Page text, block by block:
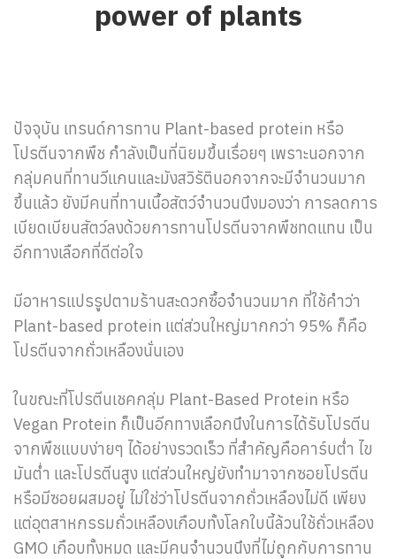
power of plants
ปัจจุบัน เทรนด์การทาน Plant-based protein หรือ
โปรตีนจากพืช กำลังเป็นที่นิยมขึ้นเรื่อยๆ เพราะนอกจาก
กลุ่มคนที่ทานวีแกนและมังสวิรัตินอกจากจะมีจำนวนมาก
ขึ้นแล้ว ยังมีคนที่ทานเนื้อสัตว์จำนวนนึงมองว่า การลดการ
เบียดเบียนสัตว์ลงด้วยการทานโปรตีนจากพืชทดแทน เป็น
อีกทางเลือกที่ดีต่อใจ
มีอาหารแปรรูปตามร้านสะดวกซื้อจำนวนมาก ที่ใช้คำว่า
Plant-based protein แต่ส่วนใหญ่มากกว่า 95% ก็คือ
โปรตีนจากถั่วเหลืองนั่นเอง
ในขณะที่โปรตีนเชคกลุ่ม Plant-Based Protein หรือ
Vegan Protein ก็เป็นอีกทางเลือกนึงในการได้รับโปรตีน
จากพืชแบบง่ายๆ ได้อย่างรวดเร็ว ที่สำคัญคือคาร์บต่ำ ไข
มันต่ำ และโปรตีนสูง แต่ส่วนใหญ่ยังทำมาจากซอยโปรตีน
หรือมีซอยผสมอยู่ ไม่ใช่ว่าโปรตีนจากถั่วเหลืองไม่ดี เพียง
แต่อุตสาหกรรมถั่วเหลืองเกือบทั้งโลกใบนี้ล้วนใช้ถั่วเหลือง
GMO เกือบทั้งหมด และมีคนจำนวนนึงที่ไม่ถูกกับการทาน